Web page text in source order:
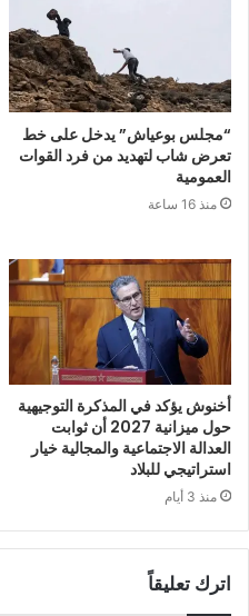
“مجلس بوعياش” يدخل على خط
تعرض شاب لتهديد من فرد القوات
العمومية
منذ 16 ساعة
أخنوش يؤكد في المذكرة التوجيهية
حول ميزانية 2027 أن ثوابت
العدالة الاجتماعية والمجالية خيار
استراتيجي للبلاد
منذ 3 أيام
اترك تعليقاً